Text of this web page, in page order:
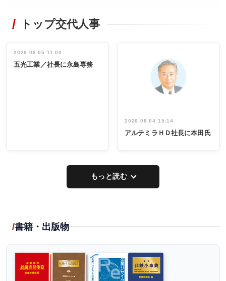
非鉄業界で
インタビュ
ー／社内ア
タックトレー
祝う 業界関
係者ら220人
出席
トップ交代人事
2026.08.05 11:00
五光工業／社長に永島専務
2026.08.04 15:14
アルテミラＨＤ社長に本田氏
もっと読む
書籍・出版物